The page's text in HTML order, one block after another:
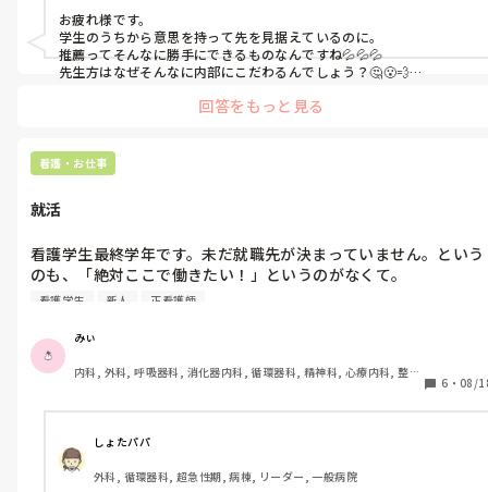
いう考えが私にあり、気になっている病院(B病院)のインターン
ップに行けたのが8月中旬でした。とてもいい所で、内部の病院
がどれだけ古い考え方で人間関係が終わっているのかがわかりま
した。
A病院は回リハ、慢性期病棟、療養病棟があります。
私が行きたい病棟は回リハか循環器科です。
以上のことを担任に相談したのが8月下旬です。担任からは、
かるのに外部も受けるメリットなんてあるの？」と言われ、「遠
い目で見た時、総合病院で保育施設もあり、子育てしやすく、家
から30分以内で手当も多いB病院は第1志望として考えています
ため、滑り止めとして内部も受けたいです。もしAが受かってBが
落ちればAに行きます。Bが受かってAも受かったらBに行きま
す。」と伝えました。
と思うけど。」と言われましたが、1年生の頃からお伝えしてい
ますし意志を曲げるつもりは毛頭ありませんと伝えたところ、
「じゃあ内部の試験も受けてから考えようか」とお答え頂きまし
お疲れ様です。
学生のうちから意思を持って先を見据えているのに。
推薦ってそんなに勝手にできるものなんですね💦💦💦
先生方はなぜそんなに内部にこだわるんでしょう？🤔😮‍💨
学校には話は通じない気がしますね💦
それが可能なのか分かりませんが…💦
回答をもっと見る
看護・お仕事
就活
看護学生最終学年です。未だ就職先が決まっていません。という
のも、「絶対ここで働きたい！」というのがなくて。
いの？目標達成するための道として選ぶといいよ」とアドバイス
を頂きましたが、正直5年後といわれても想像できません。た
だ、循環器と回リハに興味があるので病棟としてはこの2つのど
継続看護も面白いなと思って、本当に地域に根ざしている病院を
探しています。
看護学生 新人 正看護師
みぃ
内科, 外科, 呼吸器科, 消化器内科, 循環器科, 精神科, 心療内科, 整形
科, 消化器外科, 一般病院, 慢性期, 回復期, 終末期, オペ室, 透析
6 ・ 08/
しょたパパ
外科, 循環器科, 超急性期, 病棟, リーダー, 一般病院